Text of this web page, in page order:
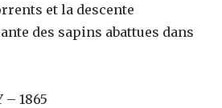
et la descente
des sapins abattues dans
– 1865